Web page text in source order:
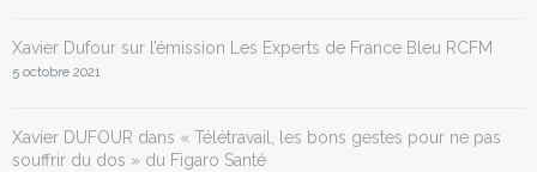
Xavier Dufour sur l’émission Les Experts de France Bleu RCFM
5 octobre 2021
Xavier DUFOUR dans « Télétravail, les bons gestes pour ne pas
souffrir du dos » du Figaro Santé